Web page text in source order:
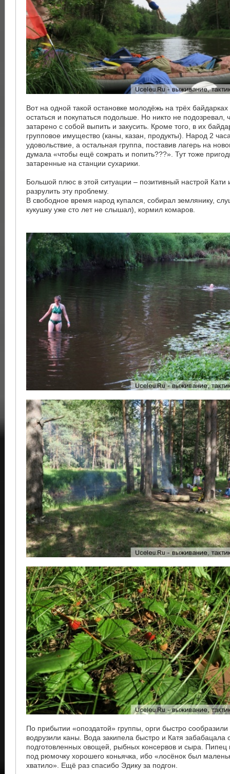
Вот на одной такой остановке молодёжь на трёх байдарках
остаться и покупаться подольше. Но никто не подозревал,
затарено с собой выпить и закусить. Кроме того, в их
групповое имущество (каны, казан, продукты). Народ 2
удовольствие, а остальная группа, поставив лагерь на
думала «чтобы ещё сожрать и попить???». Тут тоже
затаренные на станции сухарики.
Большой плюс в этой ситуации – позитивный настрой
разрулить эту проблему.
В свободное время народ купался, собирал землянику,
кукушку уже сто лет не слышал), кормил комаров.
По прибытии «опоздатой» группы, орги быстро
водрузили каны. Вода закипела быстро и Катя забабацала
подготовленных овощей, рыбных консервов и сыра. Пипец
под рюмочку хорошего коньячка, ибо «лосёнок был
хватило». Ещё раз спасибо Эдику за подгон.